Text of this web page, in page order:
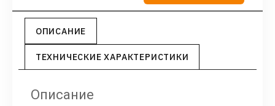
ОПИСАНИЕ
ТЕХНИЧЕСКИЕ ХАРАКТЕРИСТИКИ
Описание